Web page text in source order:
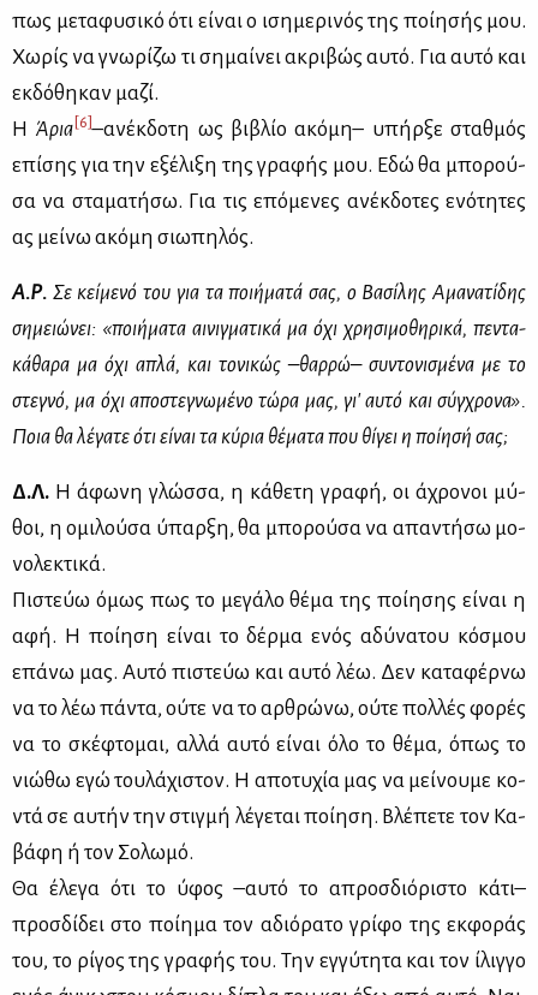
πως με­τα­φυ­σι­κό ότι εί­ναι ο ιση­με­ρι­νός της ποί­η­σής μου.
Χω­ρίς να γνω­ρί­ζω τι ση­μαί­νει ακρι­βώς αυ­τό. Για αυ­τό και
εκ­δό­θη­καν μα­ζί.
Η Άρια[6]–ανέκ­δο­τη ως βι­βλίο ακό­μη– υπήρ­ξε σταθ­μός
επί­σης για την εξέ­λι­ξη της γρα­φής μου. Εδώ θα μπο­ρού­
σα να στα­μα­τή­σω. Για τις επό­με­νες ανέκ­δο­τες ενό­τη­τες
ας μεί­νω ακό­μη σιω­πη­λός.
Α.Ρ. Σε κεί­με­νό του για τα ποι­ή­μα­τά σας, ο Βα­σί­λης Αμα­να­τί­δης
ση­μειώ­νει: «ποι­ή­μα­τα αι­νιγ­μα­τι­κά μα όχι χρη­σι­μο­θη­ρι­κά, πε­ντα­
κά­θα­ρα μα όχι απλά, και το­νι­κώς –θαρ­ρώ– συ­ντο­νι­σμέ­να με το
στε­γνό, μα όχι απο­στε­γνω­μέ­νο τώ­ρα μας, γι' αυ­τό και σύγ­χρο­να».
Ποια θα λέ­γα­τε ότι εί­ναι τα κύ­ρια θέ­μα­τα που θί­γει η ποί­η­σή σας;
Δ.Λ. Η άφω­νη γλώσ­σα, η κά­θε­τη γρα­φή, οι άχρο­νοι μύ­
θοι, η ομι­λού­σα ύπαρ­ξη, θα μπο­ρού­σα να απα­ντή­σω μο­
νο­λε­κτι­κά.
Πι­στεύω όμως πως το με­γά­λο θέ­μα της ποί­η­σης εί­ναι η
αφή. Η ποί­η­ση εί­ναι το δέρ­μα ενός αδύ­να­του κό­σμου
επά­νω μας. Αυ­τό πι­στεύω και αυ­τό λέω. Δεν κα­τα­φέρ­νω
να το λέω πά­ντα, ού­τε να το αρ­θρώ­νω, ού­τε πολ­λές φο­ρές
να το σκέ­φτο­μαι, αλ­λά αυ­τό εί­ναι όλο το θέ­μα, όπως το
νιώ­θω εγώ του­λά­χι­στον. Η απο­τυ­χία μας να μεί­νου­με κο­
ντά σε αυ­τήν την στιγ­μή λέ­γε­ται ποί­η­ση. Βλέ­πε­τε τον Κα­
βά­φη ή τον Σο­λω­μό.
Θα έλε­γα ότι το ύφος –αυ­τό το απροσ­διό­ρι­στο κά­τι–
προσ­δί­δει στο ποί­η­μα τον αδιό­ρα­το γρί­φο της εκ­φο­ράς
του, το ρί­γος της γρα­φής του. Την εγ­γύ­τη­τα και τον ίλιγ­γο